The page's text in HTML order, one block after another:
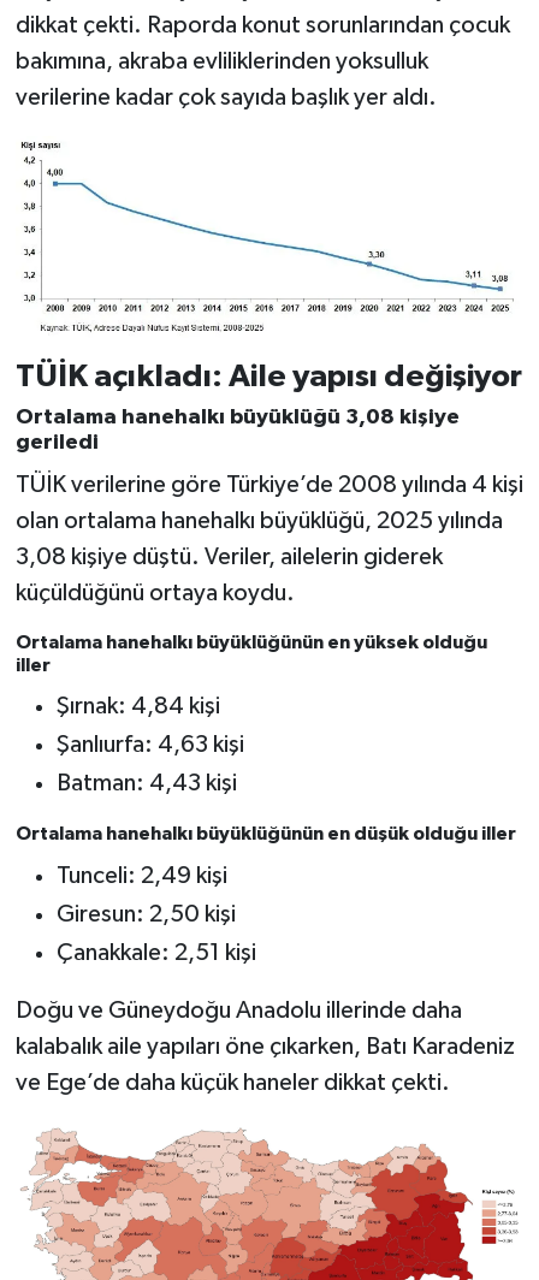
dikkat çekti. Raporda konut sorunlarından çocuk
bakımına, akraba evliliklerinden yoksulluk
verilerine kadar çok sayıda başlık yer aldı.
TÜİK açıkladı: Aile yapısı değişiyor
Ortalama hanehalkı büyüklüğü 3,08 kişiye
geriledi
TÜİK verilerine göre Türkiye’de 2008 yılında 4 kişi
olan ortalama hanehalkı büyüklüğü, 2025 yılında
3,08 kişiye düştü. Veriler, ailelerin giderek
küçüldüğünü ortaya koydu.
Ortalama hanehalkı büyüklüğünün en yüksek olduğu
iller
Şırnak: 4,84 kişi
Şanlıurfa: 4,63 kişi
Batman: 4,43 kişi
Ortalama hanehalkı büyüklüğünün en düşük olduğu iller
Tunceli: 2,49 kişi
Giresun: 2,50 kişi
Çanakkale: 2,51 kişi
Doğu ve Güneydoğu Anadolu illerinde daha
kalabalık aile yapıları öne çıkarken, Batı Karadeniz
ve Ege’de daha küçük haneler dikkat çekti.